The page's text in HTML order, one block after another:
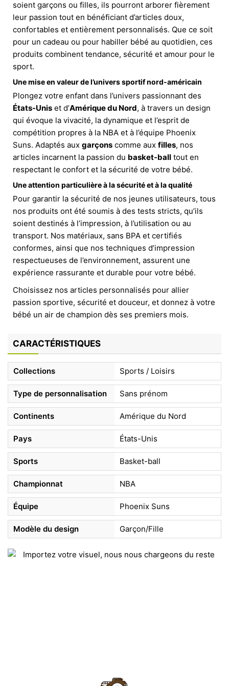
soient garçons ou filles, ils pourront arborer fièrement
leur passion tout en bénéficiant d’articles doux,
confortables et entièrement personnalisés. Que ce soit
pour un cadeau ou pour habiller bébé au quotidien, ces
produits combinent tendance, sécurité et amour pour le
sport.
Une mise en valeur de l’univers sportif nord-américain
Plongez votre enfant dans l’univers passionnant des
États-Unis et d’Amérique du Nord, à travers un design
qui évoque la vivacité, la dynamique et l’esprit de
compétition propres à la NBA et à l’équipe Phoenix
Suns. Adaptés aux garçons comme aux filles, nos
articles incarnent la passion du basket-ball tout en
respectant le confort et la sécurité de votre bébé.
Une attention particulière à la sécurité et à la qualité
Pour garantir la sécurité de nos jeunes utilisateurs, tous
nos produits ont été soumis à des tests stricts, qu’ils
soient destinés à l’impression, à l’utilisation ou au
transport. Nos matériaux, sans BPA et certifiés
conformes, ainsi que nos techniques d’impression
respectueuses de l’environnement, assurent une
expérience rassurante et durable pour votre bébé.
Choisissez nos articles personnalisés pour allier
passion sportive, sécurité et douceur, et donnez à votre
bébé un air de champion dès ses premiers mois.
CARACTÉRISTIQUES
Collections Sports / Loisirs
Type de personnalisation Sans prénom
Continents Amérique du Nord
Pays États-Unis
Sports Basket-ball
Championnat NBA
Équipe Phoenix Suns
Modèle du design Garçon/Fille